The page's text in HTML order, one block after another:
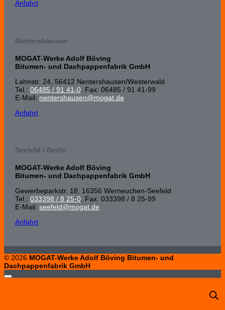
Anfahrt
Nentershausen
MOGAT-Werke Adolf Böving
Bitumen- und Dachpappenfabrik GmbH
Lahnstr. 24, 56412 Nenters­hausen/Wester­wald
Tel.: 06485 / 91 41-0 , Fax: 06485 / 91 41-99
E-Mail: nentershausen@mogat.de
Anfahrt
Seefeld / Berlin
MOGAT-Werke Adolf Böving
Bitumen- und Dachpappenfabrik GmbH
Gewerbeparkstr. 18, 16356 Werneuchen-Seefeld
Tel.: 033398 / 8 25-0 , Fax: 033398 / 8 25-99
E-Mail: seefeld@mogat.de
Anfahrt
© 2026 MOGAT-Werke Adolf Böving Bitumen- und
Dachpappenfabrik GmbH